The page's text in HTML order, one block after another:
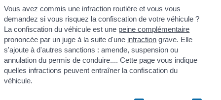
Vous avez commis une infraction routière et vous vous
demandez si vous risquez la confiscation de votre véhicule ?
La confiscation du véhicule est une peine complémentaire
prononcée par un juge à la suite d'une infraction grave. Elle
s'ajoute à d'autres sanctions : amende, suspension ou
annulation du permis de conduire.... Cette page vous indique
quelles infractions peuvent entraîner la confiscation du
véhicule.